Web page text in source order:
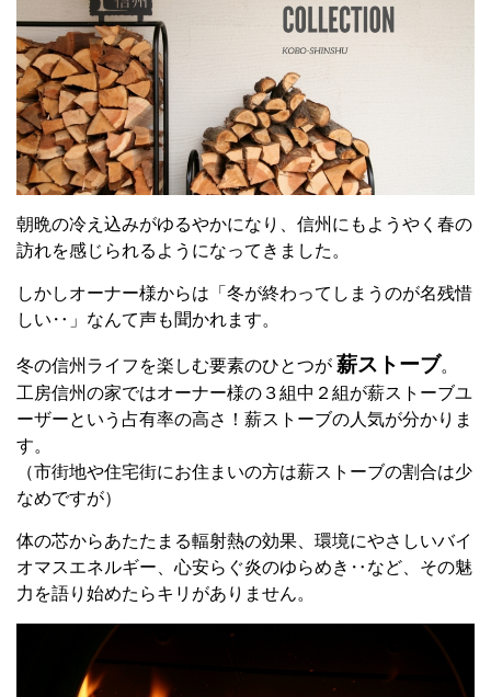
朝晩の冷え込みがゆるやかになり、信州にもようやく春の
訪れを感じられるようになってきました。
しかしオーナー様からは「冬が終わってしまうのが名残惜
しい‥」なんて声も聞かれます。
冬の信州ライフを楽しむ要素のひとつが 薪ストーブ。
工房信州の家ではオーナー様の３組中２組が薪ストーブユ
ーザーという占有率の高さ！薪ストーブの人気が分かりま
す。
（市街地や住宅街にお住まいの方は薪ストーブの割合は少
なめですが）
体の芯からあたたまる輻射熱の効果、環境にやさしいバイ
オマスエネルギー、心安らぐ炎のゆらめき‥など、その魅
力を語り始めたらキリがありません。